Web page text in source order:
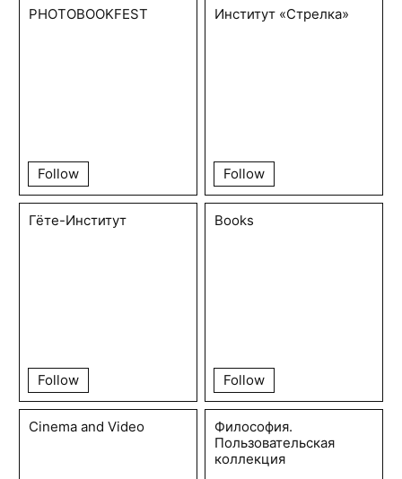
PHOTOBOOKFEST
Follow
Институт «Стрелка»
Follow
Гёте-Институт
Follow
Books
Follow
Cinema and Video
Философия.
Пользовательская
коллекция